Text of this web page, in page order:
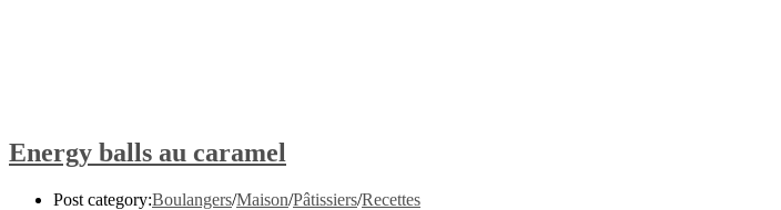
Energy balls au caramel
Post category:Boulangers/Maison/Pâtissiers/Recettes